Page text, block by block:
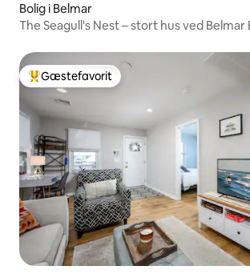
Bolig i Belmar
The Seagull's Nest – stort hus ved Belmar
Bedste gæstefavorit
Gæstefavorit